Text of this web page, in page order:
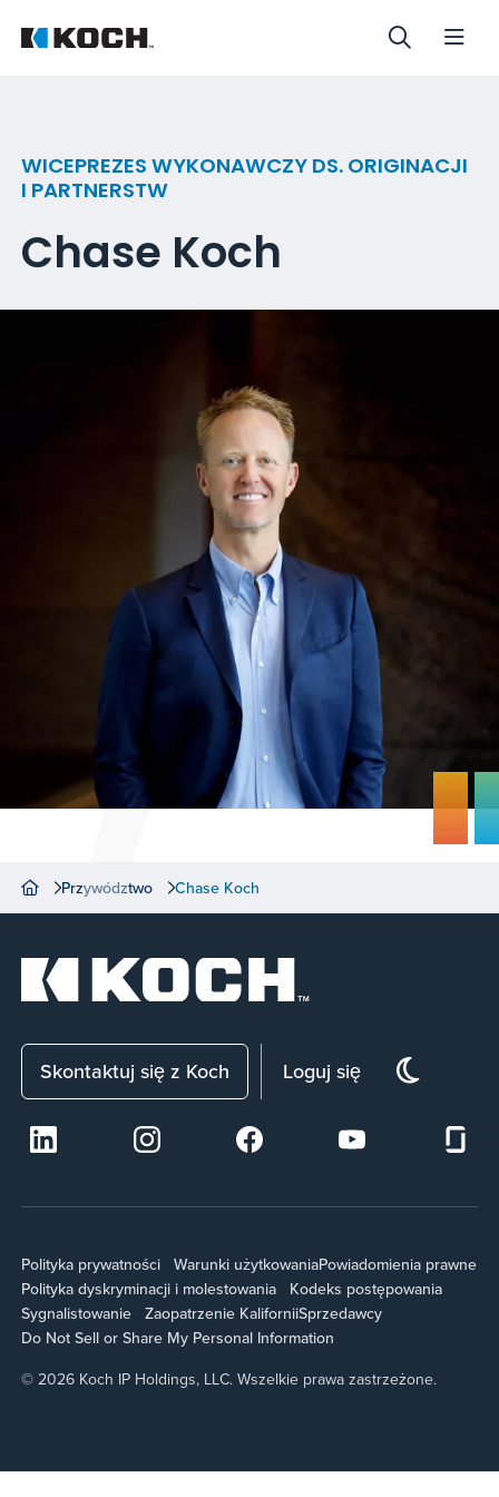
WICEPREZES WYKONAWCZY DS. ORIGINACJI
I PARTNERSTW
Chase Koch
Przywództwo Chase Koch
Skontaktuj się z Koch Loguj się
Polityka prywatności Warunki użytkowaniaPowiadomienia prawne
Polityka dyskryminacji i molestowania
Kodeks postępowania
Sygnalistowanie
Zaopatrzenie KaliforniiSprzedawcy
Do Not Sell or Share My Personal Information
© 2026 Koch IP Holdings, LLC. Wszelkie prawa zastrzeżone.